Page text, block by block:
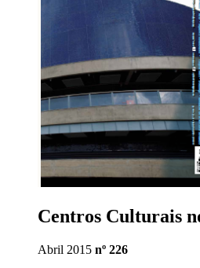
Centros Culturais
Abril 2015 nº 226